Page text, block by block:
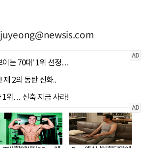
juyeong@newsis.com